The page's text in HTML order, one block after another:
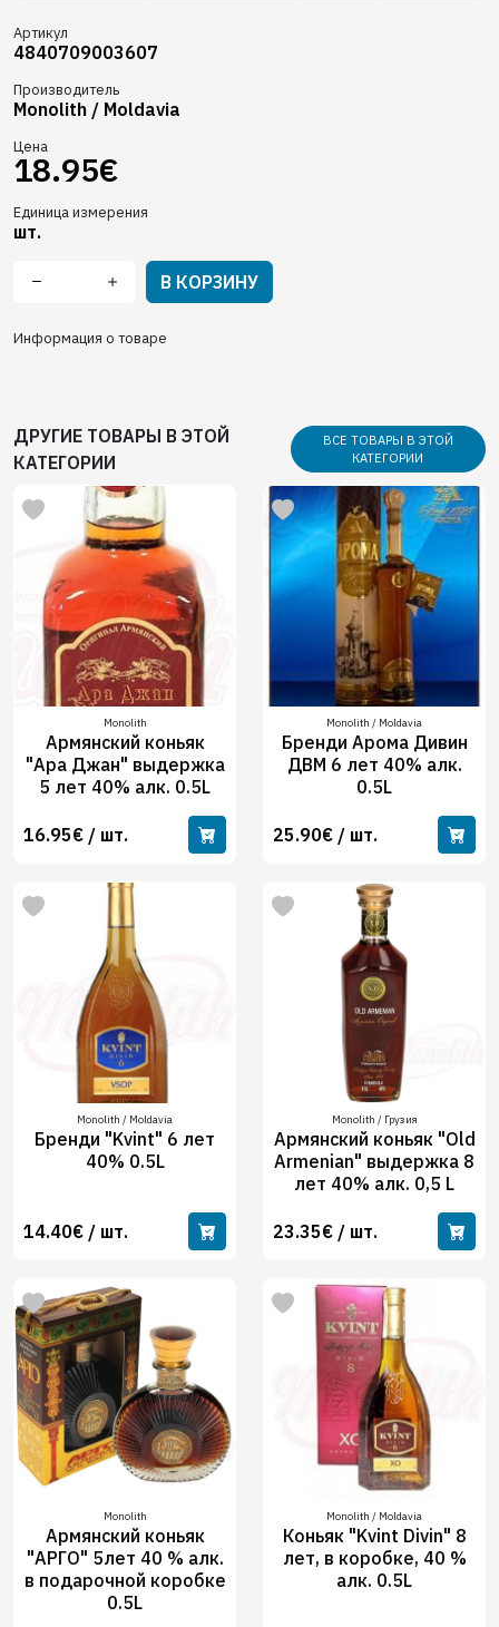
Артикул
4840709003607
Производитель
Monolith / Moldavia
Цена
18.95€
Единица измерения
шт.
В КОРЗИНУ
Информация о товаре
ДРУГИЕ ТОВАРЫ В ЭТОЙ
КАТЕГОРИИ
ВСЕ ТОВАРЫ В ЭТОЙ
КАТЕГОРИИ
Monolith
Армянский коньяк
"Ара Джан" выдержка
5 лет 40% алк. 0.5L
16.95€ / шт.
Monolith / Moldavia
Бренди Арома Дивин
ДВМ 6 лет 40% алк.
0.5L
25.90€ / шт.
Monolith / Moldavia
Бренди "Kvint" 6 лет
40% 0.5L
14.40€ / шт.
Monolith / Грузия
Армянский коньяк "Old
Armenian" выдержка 8
лет 40% алк. 0,5 L
23.35€ / шт.
Monolith
Армянский коньяк
"АРГО" 5лет 40 % алк.
в подарочной коробке
0.5L
Monolith / Moldavia
Коньяк "Kvint Divin" 8
лет, в коробке, 40 %
алк. 0.5L